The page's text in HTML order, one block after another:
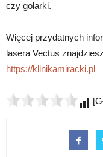
czy golarki.
Więcej przydatnych
lasera Vectus
https://klinikamiracki.pl